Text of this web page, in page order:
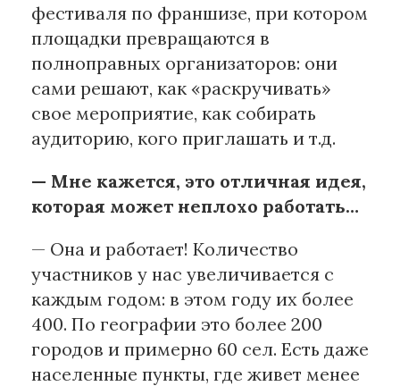
фестиваля по франшизе, при котором
площадки превращаются в
полноправных организаторов: они
сами решают, как «раскручивать»
свое мероприятие, как собирать
аудиторию, кого приглашать и т.д.
— Мне кажется, это отличная идея,
которая может неплохо работать…
— Она и работает! Количество
участников у нас увеличивается с
каждым годом: в этом году их более
400. По географии это более 200
городов и примерно 60 сел. Есть даже
населенные пункты, где живет менее